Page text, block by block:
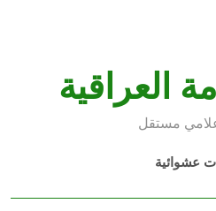
العراقية
مستقل
عشوائية